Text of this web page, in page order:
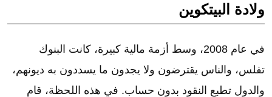
ولادة البيتكوين
في عام 2008، وسط أزمة مالية كبيرة، كانت البنوك
تفلس، والناس يقترضون ولا يجدون ما يسددون به ديونهم،
والدول تطبع النقود بدون حساب. في هذه اللحظة، قام